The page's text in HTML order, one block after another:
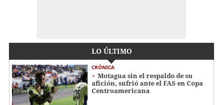
LO ÚLTIMO
CRÓNICA
Motagua sin el respaldo de su
afición, sufrió ante el FAS en Copa
Centroamericana